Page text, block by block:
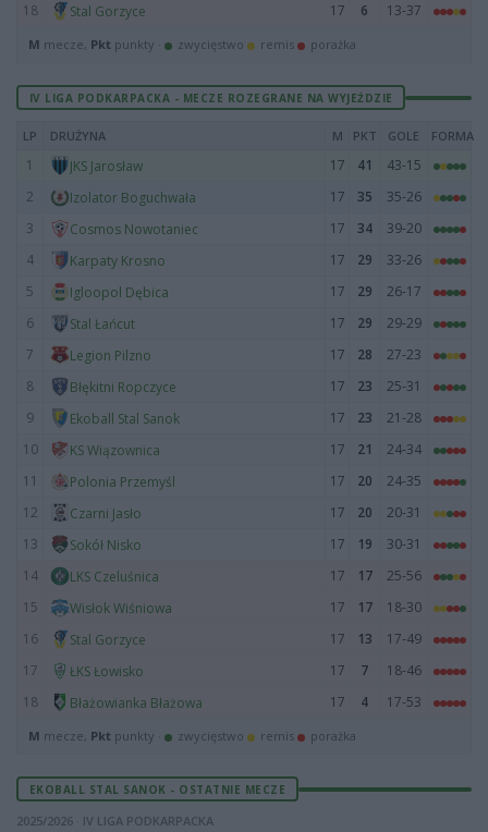
18
Stal Gorzyce 17 6 13-37
M mecze, Pkt punkty · zwycięstwo remis porażka
IV LIGA PODKARPACKA - MECZE ROZEGRANE NA WYJEŹDZIE
LP DRUŻYNA M PKT GOLE FORMA
1 JKS Jarosław 17 41
43-15
2
Izolator Boguchwała 17 35
35-26
3
Cosmos Nowotaniec 17 34
39-20
4
Karpaty Krosno 17 29
33-26
5
Igloopol Dębica 17 29
26-17
6
Stal Łańcut 17 29
29-29
7
Legion Pilzno 17 28
27-23
8
Błękitni Ropczyce 17 23
25-31
9
Ekoball Stal Sanok 17 23
21-28
10
KS Wiązownica 17 21
24-34
11
Polonia Przemyśl 17 20
24-35
12
Czarni Jasło 17 20
20-31
13
Sokół Nisko 17 19
30-31
14
LKS Czeluśnica 17 17
25-56
15
Wisłok Wiśniowa 17 17
18-30
16
Stal Gorzyce 17 13
17-49
17
ŁKS Łowisko 17 7
18-46
18
Błażowianka Błażowa 17 4 17-53
M mecze, Pkt punkty · zwycięstwo remis porażka
EKOBALL STAL SANOK - OSTATNIE MECZE
2025/2026 · IV LIGA PODKARPACKA